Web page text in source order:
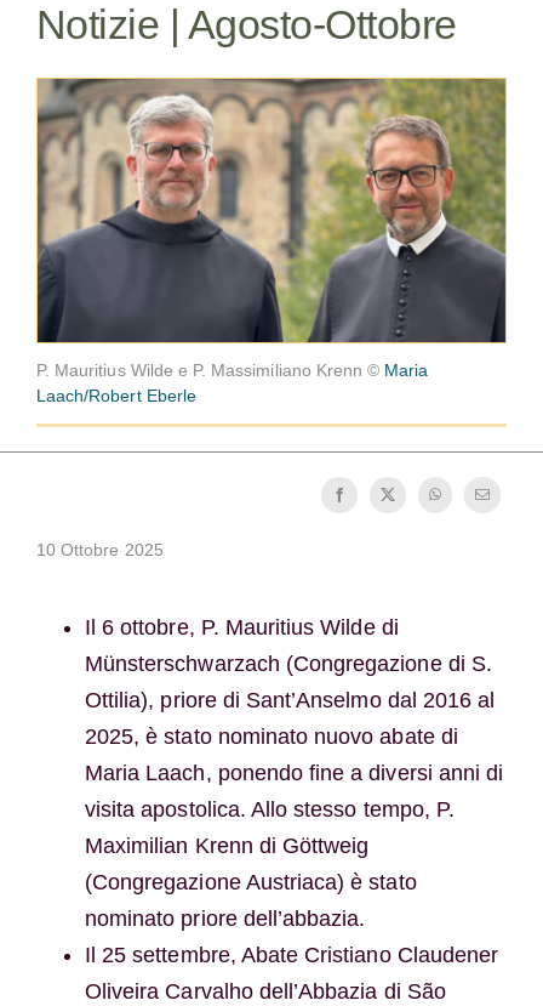
L’ordine benedettino
Diventare un monaco o una monaca
La medaglia di San Benedetto
NEXUS
Archivio OSB.org
Notizie | Agosto-Ottobre
P. Mauritius Wilde e P. Massimiliano Krenn © Maria
Laach/Robert Eberle
10 Ottobre 2025
Il 6 ottobre, P. Mauritius Wilde di
Münsterschwarzach (Congregazione di S.
Ottilia), priore di Sant’Anselmo dal 2016 al
2025, è stato nominato nuovo abate di
Maria Laach, ponendo fine a diversi anni di
visita apostolica. Allo stesso tempo, P.
Maximilian Krenn di Göttweig
(Congregazione Austriaca) è stato
nominato priore dell’abbazia.
Il 25 settembre, Abate Cristiano Claudener
Oliveira Carvalho dell’Abbazia di São